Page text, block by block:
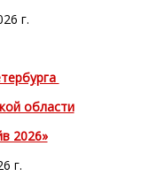
г.
области
2026»
г.